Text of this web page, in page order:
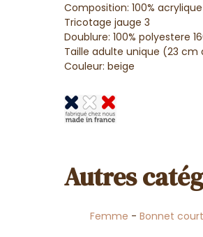
Composition: 100% acrylique
Tricotage jauge 3
Doublure: 100% polyestere
Taille adulte unique (23
Couleur: beige
Autres
Femme - Bonnet court